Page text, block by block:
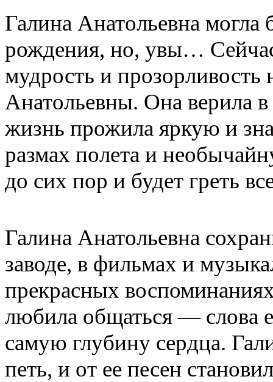
Галина Анатольевна могла
рождения, но, увы…
мудрость и
Анатольевны. Она верила
жизнь прожила яркую и
размах полета и
до сих пор и будет греть
Галина Анатольевна
заводе, в фильмах и
прекрасных
любила общаться — слова
самую глубину сердца.
петь, и от ее песен